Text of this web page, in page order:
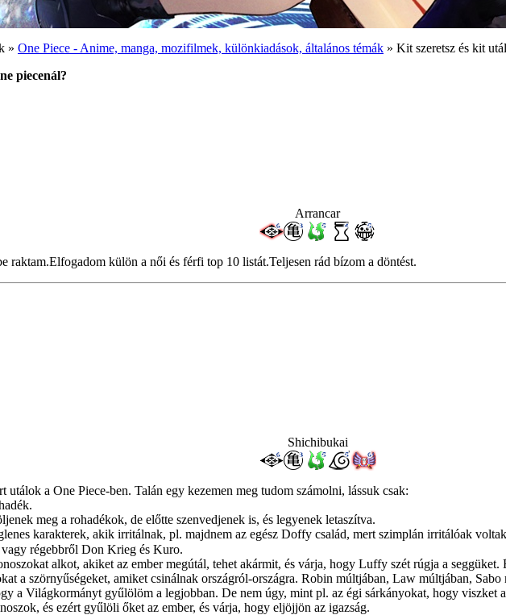
» One Piece - Anime, manga, mozifilmek, különkiadások, általános témák » Kit szeretsz és kit
piecenál?
Arrancar
raktam.Elfogadom külön a női és férfi top 10 listát.Teljesen rád bízom a döntést.
Shichibukai
a One Piece-ben. Talán egy kezemen meg tudom számolni, lássuk csak:
meg a rohadékok, de előtte szenvedjenek is, és legyenek letaszítva.
karakterek, akik irritálnak, pl. majdnem az egész Doffy család, mert szimplán irritálóak
régebbről Don Krieg és Kuro.
alkot, akiket az ember megútál, tehet akármit, és várja, hogy Luffy szét rúgja a
a szörnyűségeket, amiket csinálnak országról-országra. Robin múltjában, Law múltjában, Sabo
a Világkormányt gyűlölöm a legjobban. De nem úgy, mint pl. az égi sárkányokat, hogy viszket
és ezért gyűlöli őket az ember, és várja, hogy eljöjjön az igazság.